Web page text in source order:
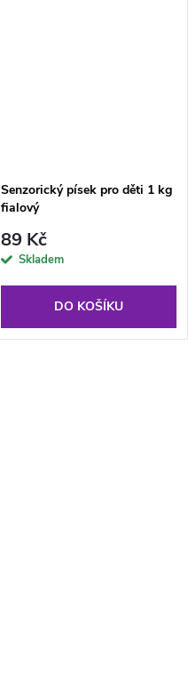
Senzorický písek pro děti 1 kg
fialový
89 Kč
Skladem
DO KOŠÍKU